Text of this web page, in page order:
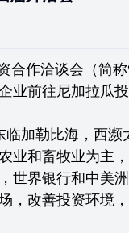
作洽谈会（简
业前往尼加拉瓜投
加勒比海，西濒
和畜牧业为主，
世界银行和中美
，改善投资环境